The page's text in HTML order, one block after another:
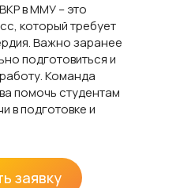
заявку
в ММУ – это
который требует
Важно заранее
подготовиться и
Команда
помочь студентам
в подготовке и